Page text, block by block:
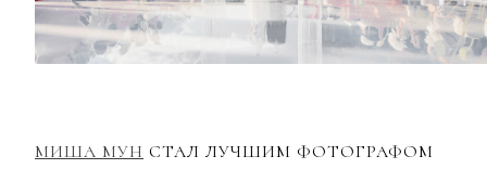
МИША МУН СТАЛ ЛУЧШИМ ФОТОГРАФОМ